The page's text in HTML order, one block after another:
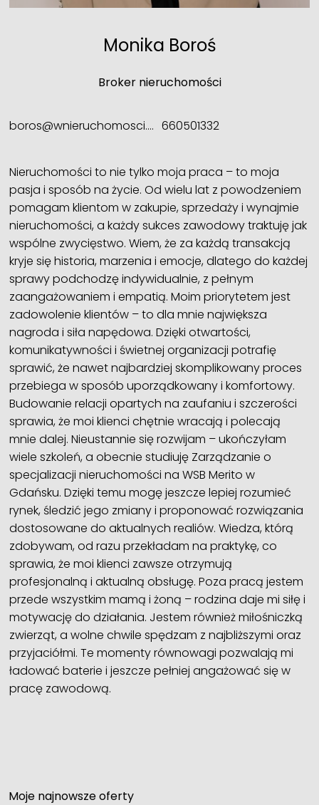
Monika Boroś
Broker nieruchomości
boros@wnieruchomosci.pl 660501332
Nieruchomości to nie tylko moja praca – to moja
pasja i sposób na życie. Od wielu lat z powodzeniem
pomagam klientom w zakupie, sprzedaży i wynajmie
nieruchomości, a każdy sukces zawodowy traktuję jak
wspólne zwycięstwo. Wiem, że za każdą transakcją
kryje się historia, marzenia i emocje, dlatego do każdej
sprawy podchodzę indywidualnie, z pełnym
zaangażowaniem i empatią. Moim priorytetem jest
zadowolenie klientów – to dla mnie największa
nagroda i siła napędowa. Dzięki otwartości,
komunikatywności i świetnej organizacji potrafię
sprawić, że nawet najbardziej skomplikowany proces
przebiega w sposób uporządkowany i komfortowy.
Budowanie relacji opartych na zaufaniu i szczerości
sprawia, że moi klienci chętnie wracają i polecają
mnie dalej. Nieustannie się rozwijam – ukończyłam
wiele szkoleń, a obecnie studiuję Zarządzanie o
specjalizacji nieruchomości na WSB Merito w
Gdańsku. Dzięki temu mogę jeszcze lepiej rozumieć
rynek, śledzić jego zmiany i proponować rozwiązania
dostosowane do aktualnych realiów. Wiedza, którą
zdobywam, od razu przekładam na praktykę, co
sprawia, że moi klienci zawsze otrzymują
profesjonalną i aktualną obsługę. Poza pracą jestem
przede wszystkim mamą i żoną – rodzina daje mi siłę i
motywację do działania. Jestem również miłośniczką
zwierząt, a wolne chwile spędzam z najbliższymi oraz
przyjaciółmi. Te momenty równowagi pozwalają mi
ładować baterie i jeszcze pełniej angażować się w
pracę zawodową.
Moje najnowsze oferty